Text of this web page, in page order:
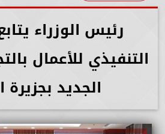
رئيس الوزراء
التنفيذي للأعمال
الجديد بجزيرة